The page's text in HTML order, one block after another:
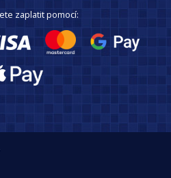
zaplatit pomocí: